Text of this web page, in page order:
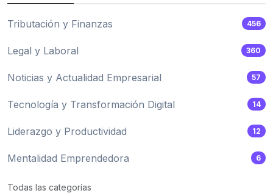
Tributación y Finanzas 456
Legal y Laboral 360
Noticias y Actualidad Empresarial 57
Tecnología y Transformación Digital 14
Liderazgo y Productividad 12
Mentalidad Emprendedora 6
Todas las categorías